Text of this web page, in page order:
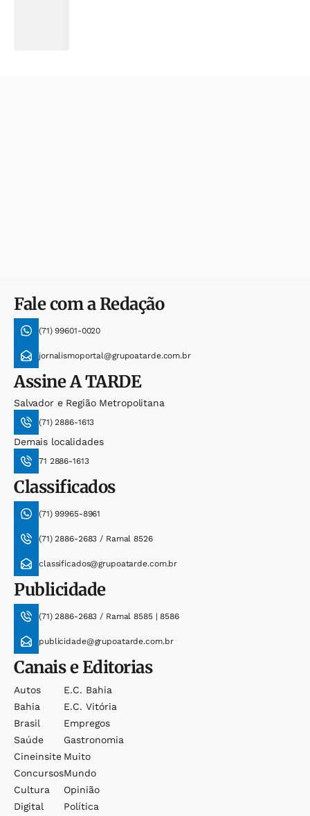
Fale com a Redação
(71) 99601-0020
jornalismoportal@grupoatarde.com.br
AssineA TARDE
Salvador e Região Metropolitana
(71) 2886-1613
Demais localidades
71 2886-1613
Classificados
(71) 99965-8961
(71) 2886-2683 / Ramal 8526
classificados@grupoatarde.com.br
Publicidade
(71) 2886-2683 / Ramal 8585 | 8586
publicidade@grupoatarde.com.br
Canais e Editorias
Autos
Bahia
Brasil
Saúde
Cineinsite
Concursos
Cultura
Digital
E.c. Bahia
E.c. Vitória
Empregos
Gastronomia
Muito
Mundo
Opinião
Política